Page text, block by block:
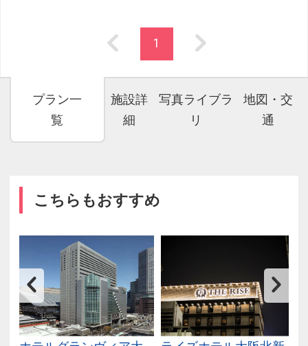
1
プラン一
覧
施設詳
細
写真ライブラ
リ
地図・交
通
こちらもおすすめ